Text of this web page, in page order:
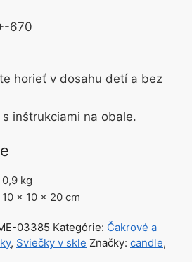
670
horieť v dosahu detí a bez
inštrukciami na obale.
0,9 kg
10 × 10 × 20 cm
03385 Kategórie: Čakrové a
, Sviečky v skle Značky: candle,